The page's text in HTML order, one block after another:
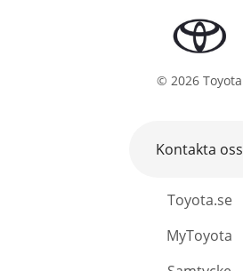
© 2026 Toyota
Toyota.se
MyToyota
Kontakta oss